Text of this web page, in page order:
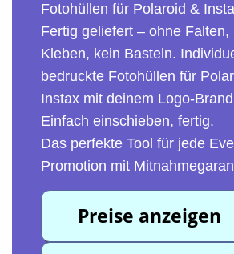
Fotohüllen für Polaroid &
Fertig geliefert – ohne Falten,
Kleben, kein Basteln.
bedruckte Fotohüllen für
Instax mit deinem Logo-
Einfach einschieben, fertig.
Das perfekte Tool für jede
Promotion mit
Preise anzeigen